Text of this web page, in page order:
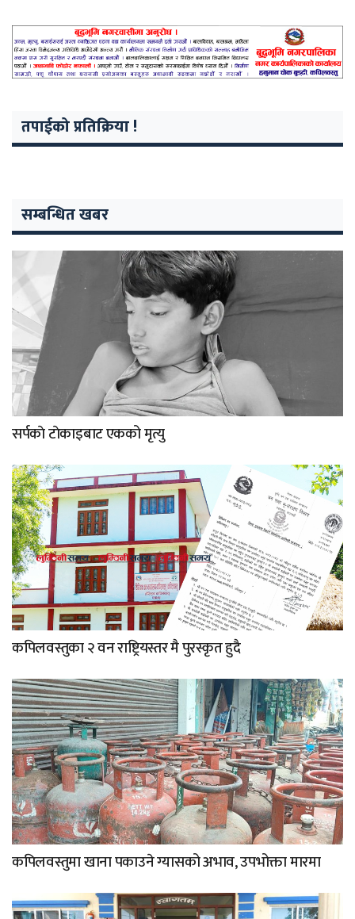
तपाईको प्रतिक्रिया !
सम्बन्धित खबर
सर्पकाे टाेकाइबाट एकको मृत्यु
कपिलवस्तुका २ वन राष्ट्रियस्तर मै पुरस्कृत हुदै
कपिलवस्तुमा खाना पकाउने ग्यासको अभाव, उपभोक्ता मारमा